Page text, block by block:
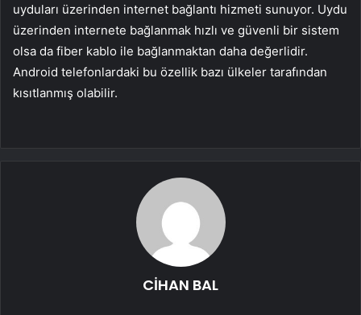
uyduları üzerinden internet bağlantı hizmeti sunuyor. Uydu
üzerinden internete bağlanmak hızlı ve güvenli bir sistem
olsa da fiber kablo ile bağlanmaktan daha değerlidir.
Android telefonlardaki bu özellik bazı ülkeler tarafından
kısıtlanmış olabilir.
CİHAN BAL